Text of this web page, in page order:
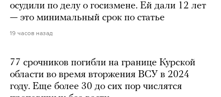
осудили по делу о госизмене. Ей дали 12 лет
— это минимальный срок по статье
19 часов назад
77 срочников погибли на границе Курской
области во время вторжения ВСУ в 2024
году. Еще более 30 до сих пор числятся